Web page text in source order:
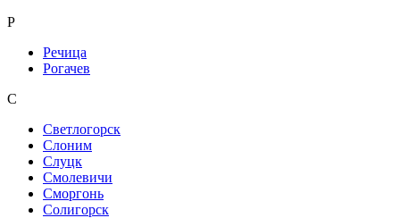
Р
Речица
Рогачев
С
Светлогорск
Слоним
Слуцк
Смолевичи
Сморгонь
Солигорск